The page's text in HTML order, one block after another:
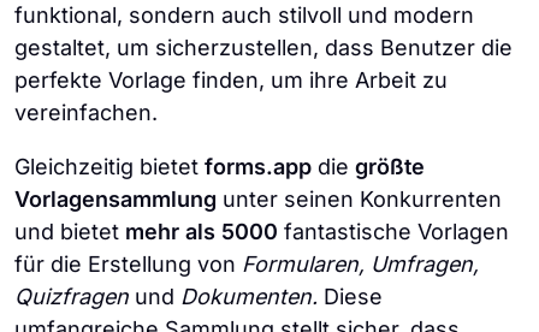
funktional, sondern auch stilvoll und modern
gestaltet, um sicherzustellen, dass Benutzer die
perfekte Vorlage finden, um ihre Arbeit zu
vereinfachen.
Gleichzeitig bietet forms.app die größte
Vorlagensammlung unter seinen Konkurrenten
und bietet mehr als 5000 fantastische Vorlagen
für die Erstellung von Formularen, Umfragen,
Quizfragen und Dokumenten. Diese